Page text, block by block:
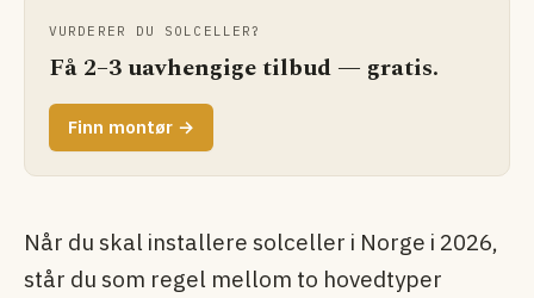
VURDERER DU SOLCELLER?
Få 2–3 uavhengige tilbud — gratis.
Finn montør →
Når du skal installere solceller i Norge i 2026,
står du som regel mellom to hovedtyper